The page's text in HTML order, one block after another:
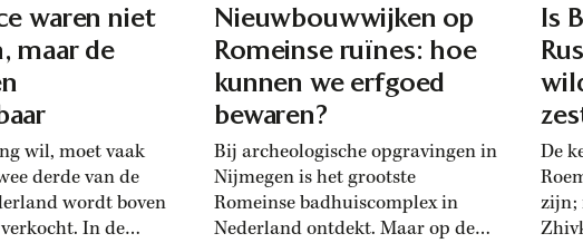
waren niet
maar de
wil, moet vaak
derde van de
wordt boven
In de
Nieuwbouwwijken op
Romeinse ruïnes: hoe
kunnen we erfgoed
bewaren?
Bij archeologische opgravingen in
Nijmegen is het grootste
Romeinse badhuiscomplex in
Nederland ontdekt. Maar op de
Is
De
zijn;